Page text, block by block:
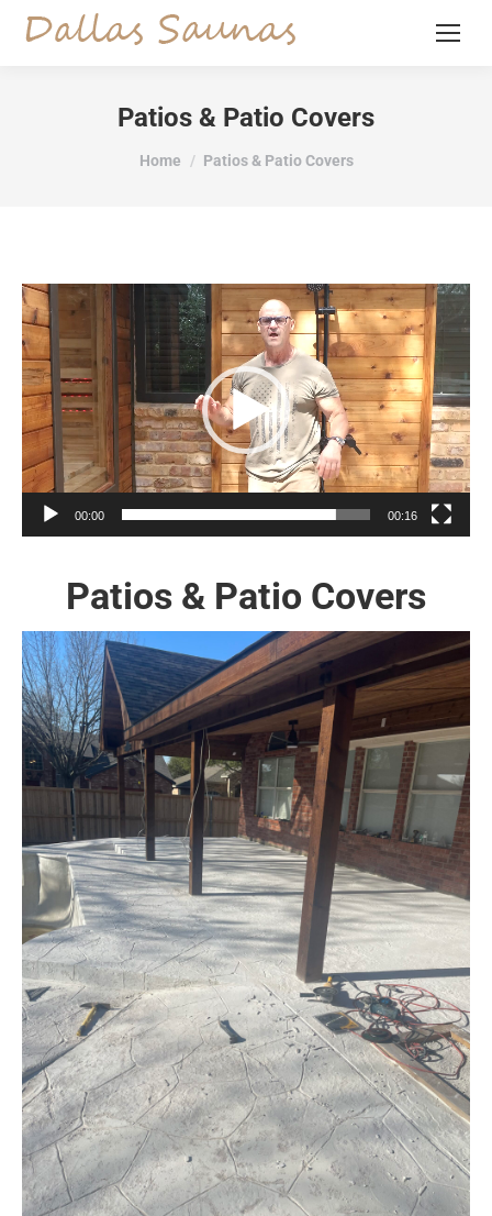
Patios & Patio Covers
You are here:
Home Patios & Patio Covers
Video
Player
00:00 00:16
Patios & Patio Covers